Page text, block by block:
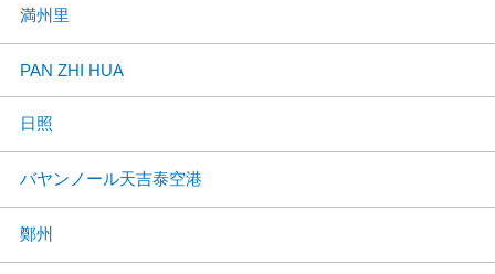
満州里
PAN ZHI HUA
日照
バヤンノール天吉泰空港
鄭州